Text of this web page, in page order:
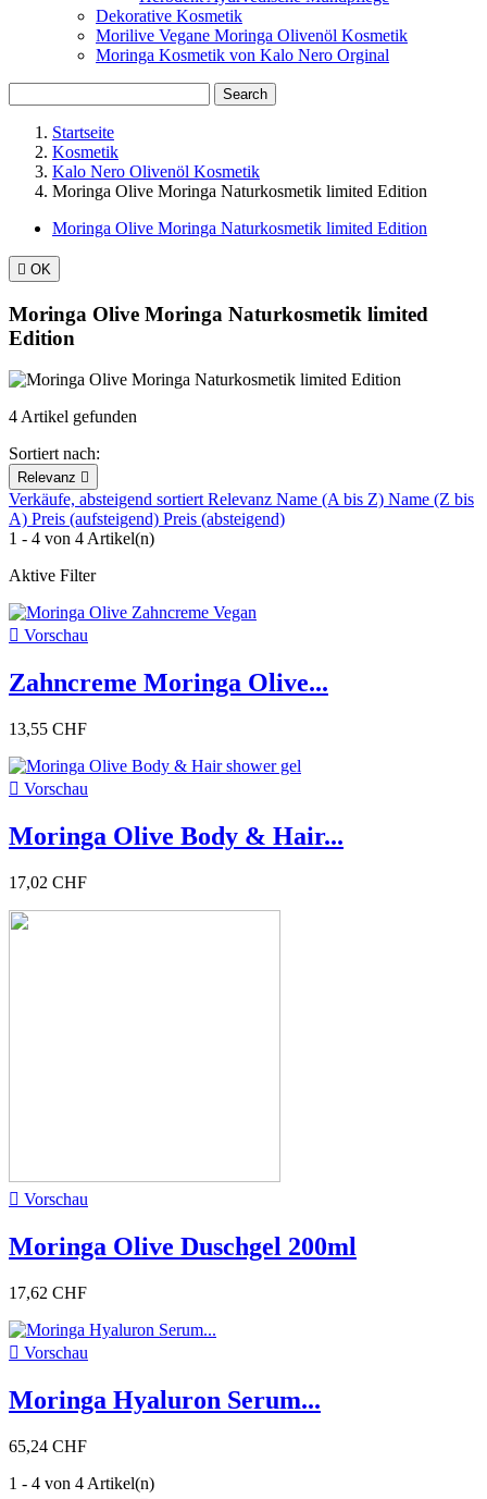
Dekorative Kosmetik
Morilive Vegane Moringa Olivenöl Kosmetik
Moringa Kosmetik von Kalo Nero Orginal
Search
Startseite
Kosmetik
Kalo Nero Olivenöl Kosmetik
Moringa Olive Moringa Naturkosmetik limited Edition
Moringa Olive Moringa Naturkosmetik limited Edition
 OK
Moringa Olive Moringa Naturkosmetik limited
Edition
4 Artikel gefunden
Sortiert nach:
Relevanz 
Verkäufe, absteigend sortiertRelevanz Name (A bis Z) Name (Z bis
A) Preis (aufsteigend) Preis (absteigend)
1 - 4 von 4 Artikel(n)
Aktive Filter
 Vorschau
Zahncreme Moringa Olive...
13,55 CHF
 Vorschau
Moringa Olive Body & Hair...
17,02 CHF
 Vorschau
Moringa Olive Duschgel 200ml
17,62 CHF
 Vorschau
Moringa Hyaluron Serum...
65,24 CHF
1 - 4 von 4 Artikel(n)